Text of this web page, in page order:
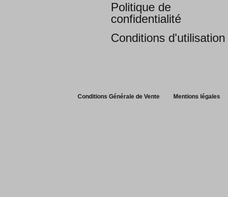
Politique de
confidentialité
Conditions d'utilisation
Conditions Générale de Vente Mentions légales